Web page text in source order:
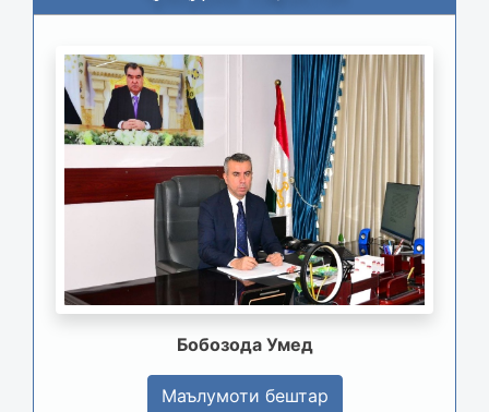
Бобозода Умед
Маълумоти бештар